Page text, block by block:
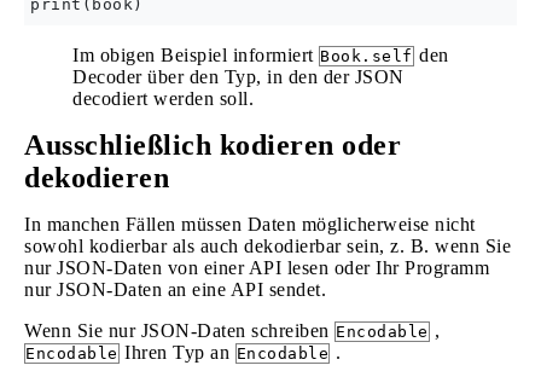
Im obigen Beispiel informiert Book.self den
Decoder über den Typ, in den der JSON
decodiert werden soll.
Ausschließlich kodieren oder
dekodieren
In manchen Fällen müssen Daten möglicherweise nicht
sowohl kodierbar als auch dekodierbar sein, z. B. wenn Sie
nur JSON-Daten von einer API lesen oder Ihr Programm
nur JSON-Daten an eine API sendet.
Wenn Sie nur JSON-Daten schreiben Encodable ,
Encodable Ihren Typ an Encodable .